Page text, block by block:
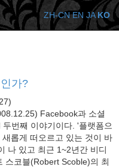
가?
Facebook과 소셜
번째 이야기이다. '플랫폼으
롭게 떠오르고 있는 것이 바
나 있고 최근 1~2년간 비디
스코블(Robert Scoble)의 최
ZH-CN EN JA KO